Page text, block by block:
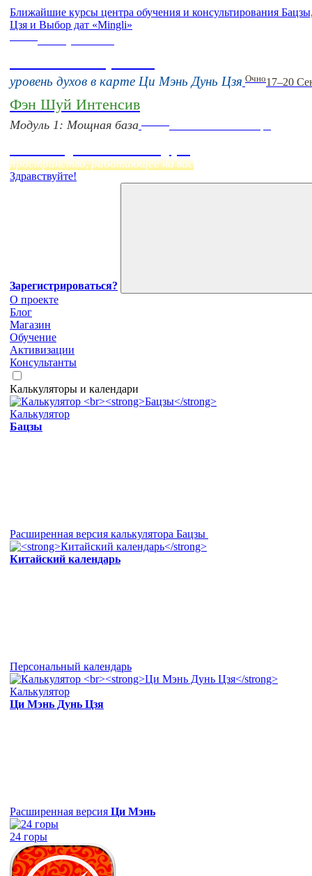
Ближайшие курсы центра обучения и консультирования
Цзя и Выбор дат «Mingli»
уровень духов в карте Ци Мэнь Дунь Цзя Очно17–20
Фэн Шуй Интенсив
Модуль 1: Мощная база
пространство, работающее на вас
Здравствуйте!
Зарегистрироваться?
О проекте
Блог
Магазин
Обучение
Активизации
Консультанты
Калькуляторы и календари
Калькулятор
Бацзы
Расширенная версия калькулятора Бацзы
Китайский календарь
Персональный календарь
Калькулятор
Ци Мэнь Дунь Цзя
Расширенная версия Ци Мэнь
24 горы